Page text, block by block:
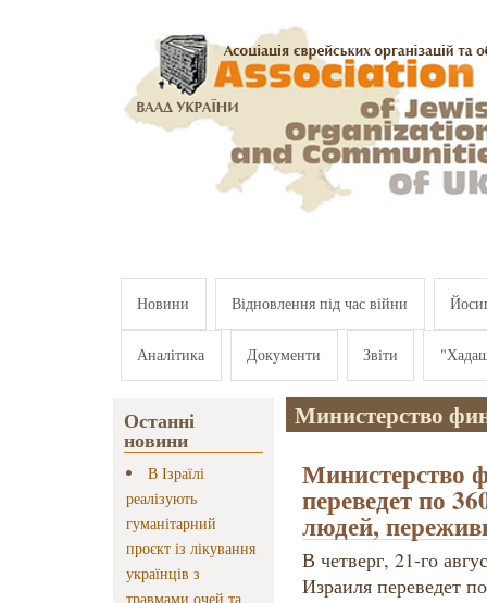
Новини Відновлення під час війни
Аналітика Документи Звіти
Останні
новини
В Ізраїлі
реалізують
гуманітарний
проєкт із лікування
українців з
травмами очей та
Министерство
Министерство
переведет по
людей,
В четверг, 21-го
Израиля переведет